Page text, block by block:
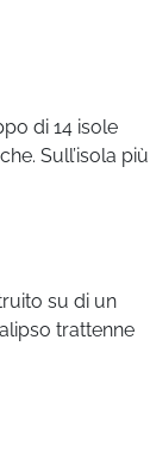
di 14 isole
Sull’isola più
su di un
trattenne